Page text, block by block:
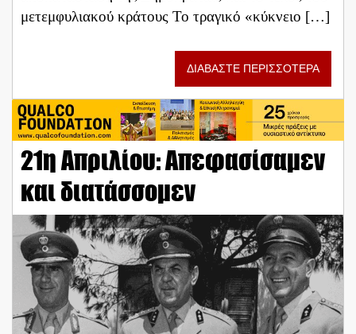
μετεμφυλιακού κράτους Το τραγικό «κύκνειο […]
ΔΙΑΒΑΣΤΕ ΠΕΡΙΣΣΟΤΕΡΑ
21η Απριλίου: Απεφασίσαμεν
και διατάσσομεν